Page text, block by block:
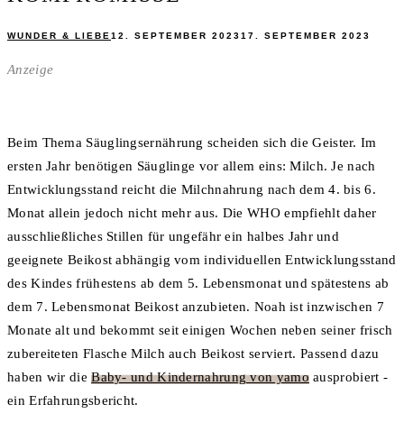
WUNDER & LIEBE 12. SEPTEMBER 202317. SEPTEMBER 2023
Anzeige
Beim Thema Säuglingsernährung scheiden sich die Geister. Im
ersten Jahr benötigen Säuglinge vor allem eins: Milch. Je nach
Entwicklungsstand reicht die Milchnahrung nach dem 4. bis 6.
Monat allein jedoch nicht mehr aus. Die WHO empfiehlt daher
ausschließliches Stillen für ungefähr ein halbes Jahr und
geeignete Beikost abhängig vom individuellen Entwicklungsstand
des Kindes frühestens ab dem 5. Lebensmonat und spätestens ab
dem 7. Lebensmonat Beikost anzubieten. Noah ist inzwischen 7
Monate alt und bekommt seit einigen Wochen neben seiner frisch
zubereiteten Flasche Milch auch Beikost serviert. Passend dazu
haben wir dieBaby- und Kindernahrung von yamoausprobiert -
ein Erfahrungsbericht.